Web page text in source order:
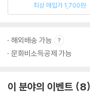
최상 매입가 1,700원
해외배송 가능
문화비소득공제 가능
이 분야의 이벤트 8